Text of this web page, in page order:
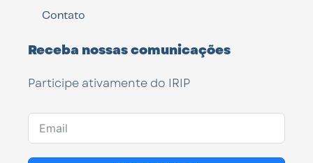
Contato
Receba nossas comunicações
Participe ativamente do IRIP